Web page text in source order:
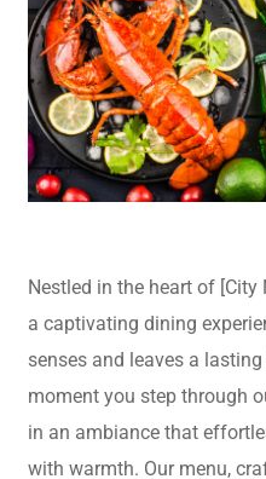
Nestled in the heart of
a captivating dining
senses and leaves a
moment you step through
in an ambiance that
with warmth. Our menu,